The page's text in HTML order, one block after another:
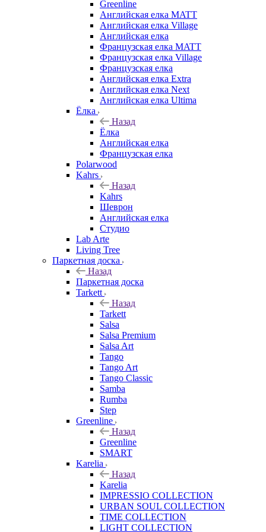
Greenline
Английская елка MATT
Английская елка Village
Английская елка
Французская елка MATT
Французская елка Village
Французская елка
Английская елка Extra
Английская елка Next
Английская елка Ultima
Ёлка
Назад
Ёлка
Английская елка
Французская елка
Polarwood
Kahrs
Назад
Kahrs
Шеврон
Английская елка
Студио
Lab Arte
Living Tree
Паркетная доска
Назад
Паркетная доска
Tarkett
Назад
Tarkett
Salsa
Salsa Premium
Salsa Art
Tango
Tango Art
Tango Classic
Samba
Rumba
Step
Greenline
Назад
Greenline
SMART
Karelia
Назад
Karelia
IMPRESSIO COLLECTION
URBAN SOUL COLLECTION
TIME COLLECTION
LIGHT COLLECTION